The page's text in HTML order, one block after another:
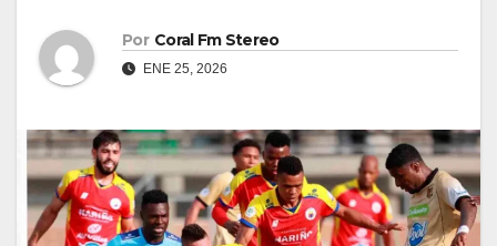
Por Coral Fm Stereo
ENE 25, 2026